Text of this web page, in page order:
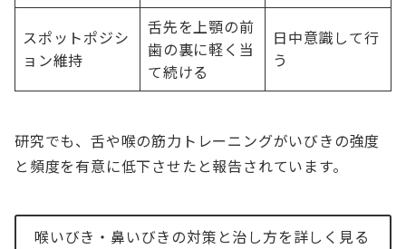
スポットポジシ
ョン維持
舌先を上顎の前
歯の裏に軽く当
て続ける
日中意識して行
う
研究でも、舌や喉の筋力トレーニングがいびきの強度
と頻度を有意に低下させたと報告されています。
喉いびき・鼻いびきの対策と治し方を詳しく見る